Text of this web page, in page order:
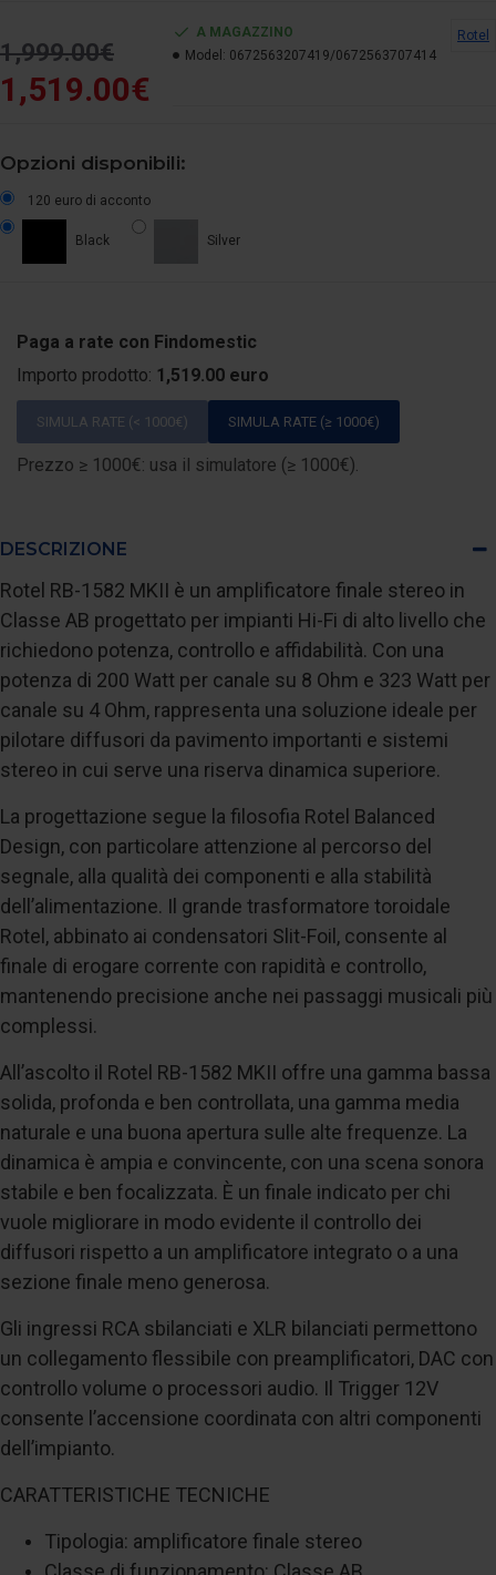
1,519.00€
1,999.00€
A MAGAZZINO
Model: 0672563207419/0672563707414
Rotel
Opzioni disponibili:
120 euro di acconto
Black Silver
Paga a rate con Findomestic
Importo prodotto: 1,519.00 euro
SIMULA RATE (< 1000€) SIMULA RATE (≥ 1000€)
Prezzo ≥ 1000€: usa il simulatore (≥ 1000€).
DESCRIZIONE
Rotel RB-1582 MKII è un amplificatore finale stereo in
Classe AB progettato per impianti Hi-Fi di alto livello che
richiedono potenza, controllo e affidabilità. Con una
potenza di 200 Watt per canale su 8 Ohm e 323 Watt per
canale su 4 Ohm, rappresenta una soluzione ideale per
pilotare diffusori da pavimento importanti e sistemi
stereo in cui serve una riserva dinamica superiore.
La progettazione segue la filosofia Rotel Balanced
Design, con particolare attenzione al percorso del
segnale, alla qualità dei componenti e alla stabilità
dell’alimentazione. Il grande trasformatore toroidale
Rotel, abbinato ai condensatori Slit-Foil, consente al
finale di erogare corrente con rapidità e controllo,
mantenendo precisione anche nei passaggi musicali più
complessi.
All’ascolto il Rotel RB-1582 MKII offre una gamma bassa
solida, profonda e ben controllata, una gamma media
naturale e una buona apertura sulle alte frequenze. La
dinamica è ampia e convincente, con una scena sonora
stabile e ben focalizzata. È un finale indicato per chi
vuole migliorare in modo evidente il controllo dei
diffusori rispetto a un amplificatore integrato o a una
sezione finale meno generosa.
Gli ingressi RCA sbilanciati e XLR bilanciati permettono
un collegamento flessibile con preamplificatori, DAC con
controllo volume o processori audio. Il Trigger 12V
consente l’accensione coordinata con altri componenti
dell’impianto.
CARATTERISTICHE TECNICHE
Tipologia: amplificatore finale stereo